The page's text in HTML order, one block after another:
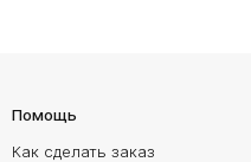
Помощь
Как сделать заказ